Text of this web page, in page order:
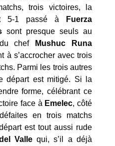
trois victoires, la
5-1 passé à
Fuerza
sont presque seuls au
chef
Mushuc Runa
à s’accrocher avec trois
Parmi les trois autres
départ est mitigé. Si la
forme, célébrant ce
face à Emelec, côté
en trois matchs
est tout aussi rude
Vallequi, s’il a déjà